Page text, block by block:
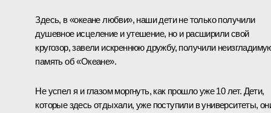
Здесь, в «океане любви», наши дети не только получили
душевное исцеление и утешение, но и расширили свой
кругозор, завели искреннюю дружбу, получили
память об «Океане».
Не успел я и глазом моргнуть, как прошло уже 10 лет. Дети,
которые здесь отдыхали, уже поступили в университеты,